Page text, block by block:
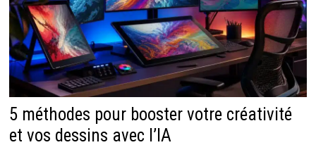
5 méthodes pour booster votre créativité
et vos dessins avec l’IA